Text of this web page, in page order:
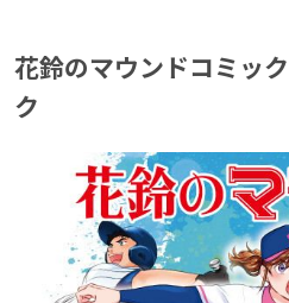
花鈴のマウンドコミッ
ク